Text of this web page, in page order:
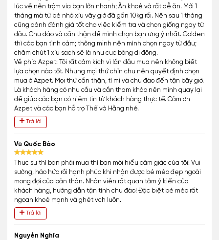
lúc về nên trộm vía bạn lớn nhanh; Ăn khoẻ và rất dễ ăn. Mới 1
tháng mà từ bé nhỏ xíu vây giờ đã gần 10kg rồi. Nên sau 1 tháng
cũng dành đánh giá tốt cho việc kiểm tra và chọn giống ngay từ
đầu. Chu đáo và cẩn thận để mình chọn bạn ưng ý nhất. Golden
thì các bạn tình cảm; thông minh nên mình chọn ngay từ đầu;
chăm chút 1 xíu sạch sẽ là như cục bông di động.
Về phía Azpet: Tôi rất cảm kích vì lần đầu mua nên không biết
lựa chọn nào tốt. Nhưng mọi thứ chỉn chu nên quyết định chọn
mua ở Azpet. Mọi thứ cần thận, tỉ mỉ và chu đáo đến tận bây giờ.
Là khách hàng có nhu cầu và cần tham khảo nên mình quay lại
để giúp các bạn có niềm tin từ khách hàng thực tế. Cảm ơn
Azpet và các bạn hỗ trợ Thế và Hằng nhé.
Trả lời
Vũ Quốc Bảo
Thực sự thì bạn phải mua thì bạn mới hiểu cảm giác của tôi! Vui
sướng, háo hức rồi hạnh phúc khi nhận được bé mèo đẹp ngoài
mong đợi của bản thân. Nhân viên rất quan tâm ý kiến của
khách hàng, hướng dẫn tận tình chu đáo! Đặc biệt bé mèo rất
ngoan khoẻ mạnh và ghét vch luôn.
Trả lời
Nguyễn Nghĩa